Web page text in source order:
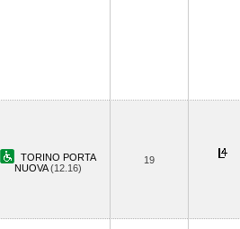
TORINO PORTA
NUOVA(12.16)
19